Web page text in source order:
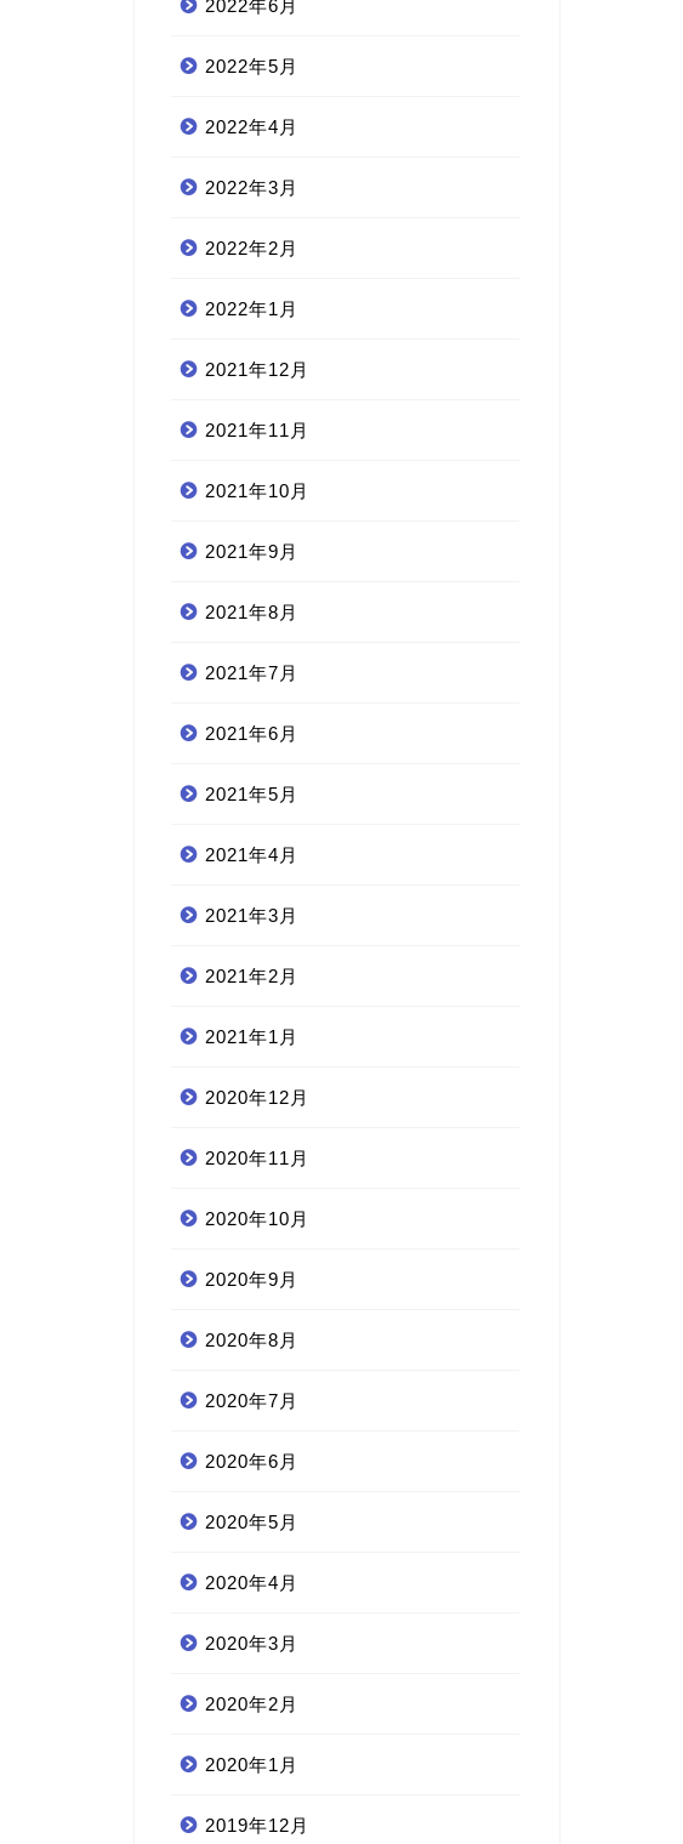
2022年6月
2022年5月
2022年4月
2022年3月
2022年2月
2022年1月
2021年12月
2021年11月
2021年10月
2021年9月
2021年8月
2021年7月
2021年6月
2021年5月
2021年4月
2021年3月
2021年2月
2021年1月
2020年12月
2020年11月
2020年10月
2020年9月
2020年8月
2020年7月
2020年6月
2020年5月
2020年4月
2020年3月
2020年2月
2020年1月
2019年12月